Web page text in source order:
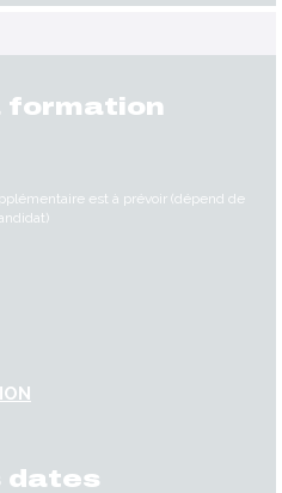
formation
est à prévoir (dépend de
dates